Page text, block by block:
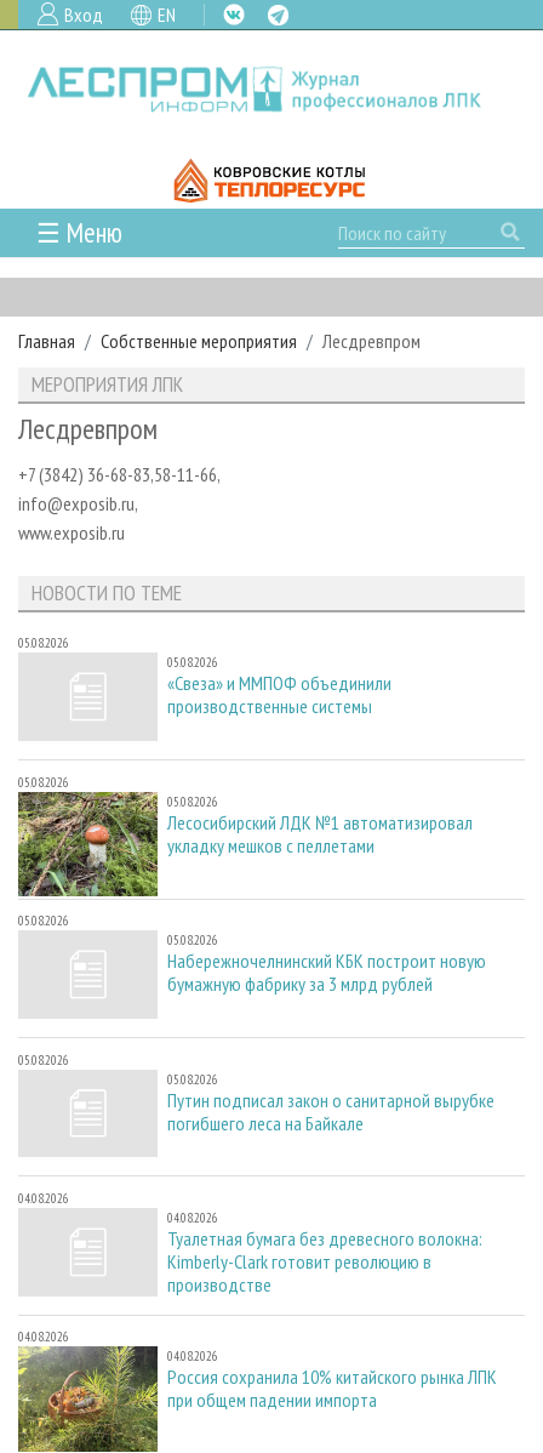
Вход EN
☰ Меню
ГЛАВНАЯ
РУБРИКИ И ТЕМЫ
РУБРИКИ ЖУРНАЛА
ЛЕСНОЕ ХОЗЯЙСТВО
ЛЕСОЗАГОТОВКА
ЛЕСОПИЛЕНИЕ
ДЕРЕВООБРАБОТКА
ПРОИЗВОДСТВО ДРЕВЕСНЫХ ПЛИТ
ДЕРЕВЯННОЕ ДОМОСТРОЕНИЕ
ПРОИЗВОДСТВО МЕБЕЛИ
БИОЭНЕРГЕТИКА
ЦБП
ИНСТРУМЕНТ И МАТЕРИАЛЫ
НОВОСТИ
КАЛЕНДАРЬ СОБЫТИЙ
НОВОСТИ ЛПК
НОВОСТИ ЖУРНАЛА
НОВОСТИ КОМПАНИЙ
ПРОЕКТЫ ЛПИ
АНАЛИТИКА
ПРЕДПРИЯТИЯ ЛПК
ЛЕСНЫЕ РЕГИОНЫ РОССИИ
МОБИЛЬНЫЕ ВЫСТАВКИ
ОФИЦИАЛЬНЫЕ ДЕЛЕГАЦИИ
ПРИОРИТЕТНЫЕ ИНВЕСТПРОЕКТЫ
RUSSIAN FORESTRY REVIEW
ГАЗЕТА ЛЕСПРОМФОРУМ
БИБЛИОТЕКА СПЕЦИАЛИСТА
АРХИВ
АРХИВ ЖУРНАЛОВ
СТАТЬИ
О ЖУРНАЛЕ
ПОДПИСКА
РЕКЛАМОДАТЕЛЯМ
РЕКЛАМА НА САЙТЕ
Главная Собственные мероприятия Лесдревпром
МЕРОПРИЯТИЯ ЛПК
Лесдревпром
+7 (3842) 36-68-83,58-11-66,
info@exposib.ru,
www.exposib.ru
НОВОСТИ ПО ТЕМЕ
05.08.2026
05.08.2026
«Свеза» и ММПОФ объединили
производственные системы
05.08.2026
05.08.2026
Лесосибирский ЛДК №1 автоматизировал
укладку мешков с пеллетами
05.08.2026
05.08.2026
Набережночелнинский КБК построит новую
бумажную фабрику за 3 млрд рублей
05.08.2026
05.08.2026
Путин подписал закон о санитарной вырубке
погибшего леса на Байкале
04.08.2026
04.08.2026
Туалетная бумага без древесного волокна:
Kimberly-Clark готовит революцию в
производстве
04.08.2026
04.08.2026
Россия сохранила 10% китайского рынка ЛПК
при общем падении импорта